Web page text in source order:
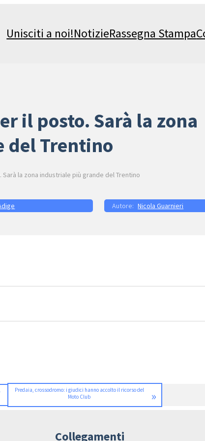
Unisciti a noi!NotizieRassegna Stampa
il posto. Sarà la zona
del Trentino
la zona industriale più grande del Trentino
Nicola Guarnieri
Predaia, crossodromo: i giudici hanno accolto il ricorso del
Moto Club
»
Collegamenti